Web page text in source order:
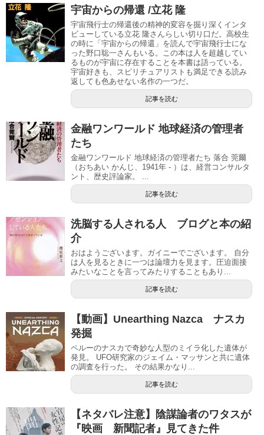
宇宙からの帰還 /立花 隆
宇宙飛行士の帰還後の精神的変容を掘り深くインタ
ビューしている立花 隆さんらしい切り口だ。高校生
の時に「宇宙からの帰還」を読んで宇宙飛行士にな
った野口聡一さんもいる。この本は人を超越してい
るものが宇宙に存在することを本書は語っている。
宇宙好きも、スピリチュアリストも満足できる読み
返しても色あせない名作の一つだ。
記事を読む
金融ワンワールド 地球経済の管理者
たち
金融ワンワールド 地球経済の管理者たち 落合 莞爾
（おちあい かんじ、1941年 - ）は、経営コンサルタ
ント、歴史評論家。 ...
記事を読む
洗脳する人される人 ブログと本の紹
介
おはようございます。ガイニーでございます。 自分
は人を見るときに一つは論壇力を見ます。圧迫面接
みたいなことを言ってみたりすることもあり...
記事を読む
【動画】Unearthing Nazca ナスカ
発掘
ペルーのナスカで奇妙な人型のミイラ化した遺体が
発見。 UFO研究家のジェイム・マッサンと共に遺体
の調査を行った。 その結果かなり...
記事を読む
【ネタバレ注意】陰謀論者のワタスが
『映画 新聞記者』見てきた件